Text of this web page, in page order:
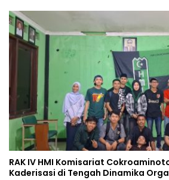
RAK IV HMI Komisariat
Kaderisasi di Tengah Dinamika